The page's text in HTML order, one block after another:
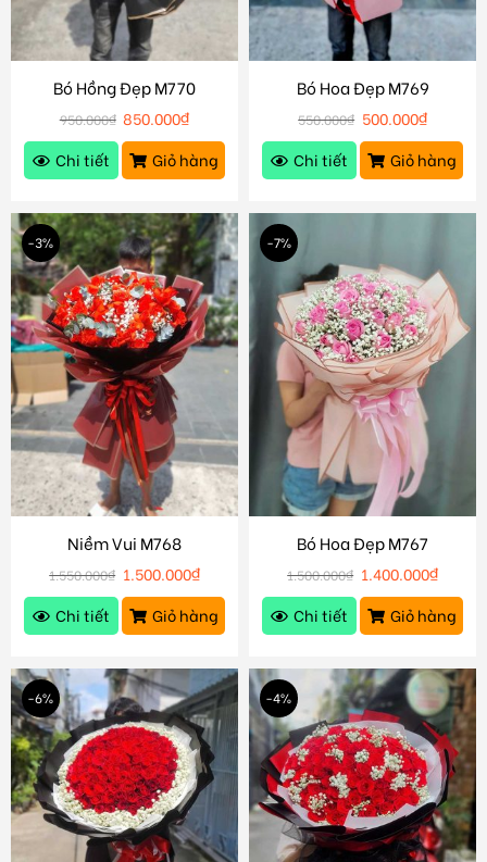
Bó Hồng Đẹp M770
950.000₫ 850.000₫
Chi tiết
Giỏ hàng
Bó Hoa Đẹp M769
550.000₫ 500.000₫
Chi tiết
Giỏ hàng
-3%
Niềm Vui M768
1.550.000₫ 1.500.000₫
Chi tiết
Giỏ hàng
-7%
Bó Hoa Đẹp M767
1.500.000₫ 1.400.000₫
Chi tiết
Giỏ hàng
-6% -4%